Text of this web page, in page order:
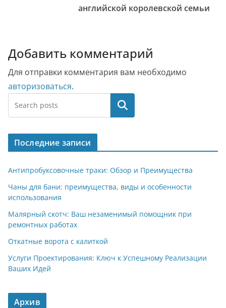
английской королевской семьи
Добавить комментарий
Для отправки комментария вам необходимо
авторизоваться.
Поиск
Последние записи
Антипробуксовочные траки: Обзор и Преимущества
Чаны для бани: преимущества, виды и особенности
использования
Малярный скотч: Ваш незаменимый помощник при
ремонтных работах
Откатные ворота с калиткой
Услуги Проектирования: Ключ к Успешному Реализации
Ваших Идей
Архив